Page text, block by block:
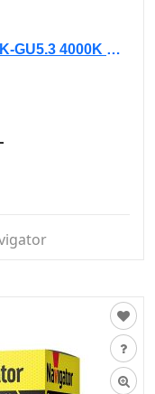
Лампа LED NLL-MR16-3W-230-4K-GU5.3 4000K Navigator